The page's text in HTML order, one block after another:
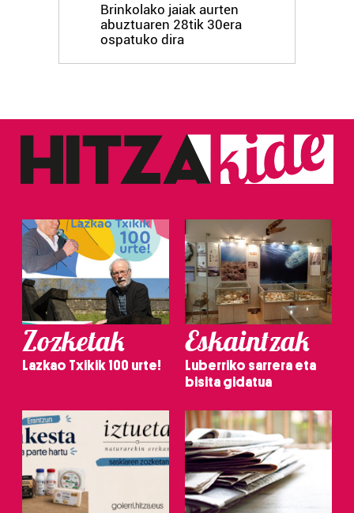
Brinkolako jaiak aurten
abuztuaren 28tik 30era
ospatuko dira
Zozketak
Lazkao Txikik 100 urte!
Eskaintzak
Luberriko sarrera eta
bisita gidatua